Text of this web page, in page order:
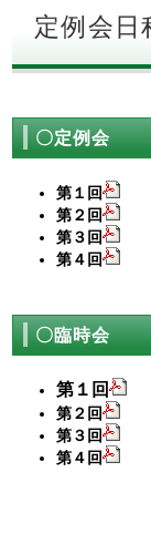
定例会日
〇定例会
第１回
第２回
第３回
第４回
〇臨時会
第１回
第２回
第３回
第４回